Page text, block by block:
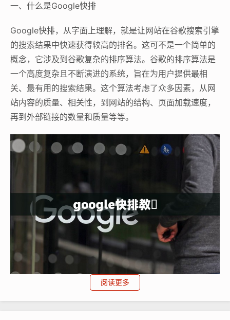
一、什么是Google快排
Google快排，从字面上理解，就是让网站在谷歌搜索引擎
的搜索结果中快速获得较高的排名。这可不是一个简单的
概念，它涉及到谷歌复杂的排序算法。谷歌的排序算法是
一个高度复杂且不断演进的系统，旨在为用户提供最相
关、最有用的搜索结果。这个算法考虑了众多因素，从网
站内容的质量、相关性，到网站的结构、页面加载速度，
再到外部链接的数量和质量等等。
谷歌蜘蛛池
阅读更多